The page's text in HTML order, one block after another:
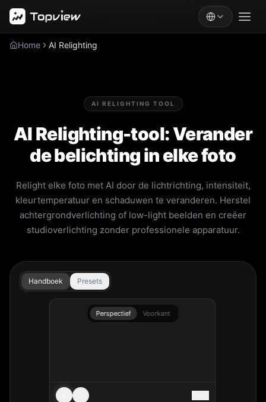
Home AI Relighting
AI RELIGHTING TOOL
AI Relighting-tool: Verander
de belichting in elke foto
Relight elke foto met AI door de lichtrichting, intensiteit,
kleurtemperatuur en schaduwen te veranderen. Herstel
achtergrondverlichting of low-light beelden en creëer
studioverlichting zonder professionele apparatuur.
Handboek Presets
Perspectief Voorkant